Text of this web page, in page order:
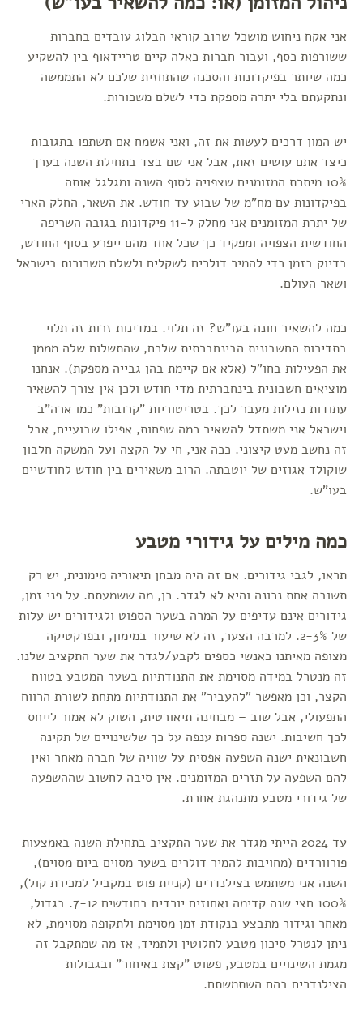
אני אקח ניחוש מושכל שרוב קוראי הבלוג עובדים בחברות
ששורפות כסף, ועבור חברות כאלה קיים טריידאוף בין להשקיע
כמה שיותר בפיקדונות והסכנה שהתחזית שלכם לא התממשה
ונתקעתם בלי יתרה מספקת כדי לשלם משכורות.
יש המון דרכים לעשות את זה, ואני אשמח אם תשתפו בתגובות
כיצד אתם עושים זאת, אבל אני שם בצד בתחילת השנה בערך
10% מיתרת המזומנים שצפויה לסוף השנה ומגלגל אותה
בפיקדונות עם מח"מ של שבוע עד חודש. את השאר, החלק הארי
של יתרת המזומנים אני מחלק ל-11 פיקדונות בגובה השריפה
החודשית הצפויה ומפקיד כך שכל אחד מהם ייפרע בסוף החודש,
בדיוק בזמן כדי להמיר דולרים לשקלים ולשלם משכורות בישראל
ושאר העולם.
כמה להשאיר חונה בעו"ש? זה תלוי. במדינות זרות זה תלוי
בתדירות החשבונית הבינחברתית שלכם, שהתשלום שלה מממן
את הפעילות בחו"ל (אלא אם קיימת בהן גבייה מספקת). אנחנו
מוציאים חשבונית בינחברתית מדי חודש ולכן אין צורך להשאיר
עתודות נזילות מעבר לכך. בטריטוריות "קרובות" כמו ארה"ב
וישראל אני משתדל להשאיר כמה שפחות, אפילו שבועיים, אבל
זה נחשב מעט קיצוני. ככה אני, חי על הקצה ועל המשקה חלבון
שוקולד אגוזים של יוטבתה. הרוב משאירים בין חודש לחודשיים
בעו"ש.
כמה מילים על גידורי מטבע
תראו, לגבי גידורים. אם זה היה מבחן תיאוריה מימונית, יש רק
תשובה אחת נכונה והיא לא לגדר. כן, מה ששמעתם. על פני זמן,
גידורים אינם עדיפים על המרה בשער הספוט ולגידורים יש עלות
של 2-3%. למרבה הצער, זה לא שיעור במימון, ובפרקטיקה
מצופה מאיתנו כאנשי כספים לקבע/לגדר את שער התקציב שלנו.
זה מנטרל במידה מסוימת את התנודתיות בשער המטבע בטווח
הקצר, וכן מאפשר "להעביר" את התנודתיות מתחת לשורת הרווח
התפעולי, אבל שוב – מבחינה תיאורטית, השוק לא אמור לייחס
לכך חשיבות. ישנה ספרות ענפה על כך שלשינויים של תקינה
חשבונאית ישנה השפעה אפסית על שוויה של חברה מאחר ואין
להם השפעה על תזרים המזומנים. אין סיבה לחשוב שההשפעה
של גידורי מטבע מתנהגת אחרת.
עד 2024 הייתי מגדר את שער התקציב בתחילת השנה באמצעות
פורוורדים (מחויבות להמיר דולרים בשער מסוים ביום מסוים),
השנה אני משתמש בצילנדרים (קניית פוט במקביל למכירת קול),
100% חצי שנה קדימה ואחוזים יורדים בחודשים 7-12. בגדול,
מאחר וגידור מתבצע בנקודת זמן מסוימת ולתקופה מסוימת, לא
ניתן לנטרל סיכון מטבע לחלוטין ולתמיד, אז מה שמתקבל זה
מגמת השינויים במטבע, פשוט "קצת באיחור" ובגבולות
הצילנדרים בהם השתמשתם.